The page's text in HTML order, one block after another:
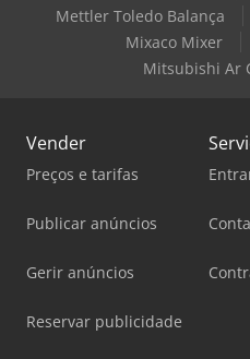
período de 24 meses. -
semanas. Isso não se aplica
como disponível em estoque.
transporte em suas
Mettler Toledo Balança
Mixaco Mixer
Mitsubishi Ar
Vender
Preços e tarifas
Publicar anúncios
Gerir anúncios
Reservar publicidade